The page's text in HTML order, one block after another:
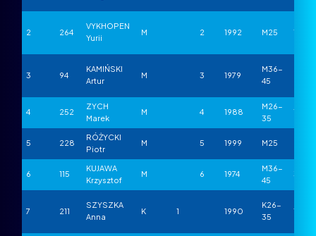
2 264
VYKHOPEN
Yurii
M 2 1992 M25 1
3 94
KAMIŃSKI
Artur
M 3 1979
M36-
45
4 252
ZYCH
Marek
M 4 1988
M26-
35
1
5 228
RÓŻYCKI
Piotr
M 5 1999 M25
6 115
KUJAWA
Krzysztof
M 6 1974
M36-
45
3
7 211
SZYSZKA
Anna
K 1 1990
K26-
35
1